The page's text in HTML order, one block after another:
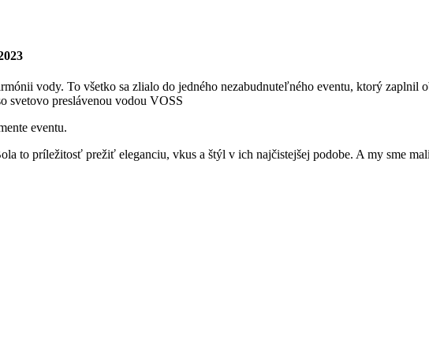
vody. To všetko sa zlialo do jedného nezabudnuteľného eventu, ktorý
svetovo preslávenou vodou VOSS
eventu.
to príležitosť prežiť eleganciu, vkus a štýl v ich najčistejšej podobe. A my sme